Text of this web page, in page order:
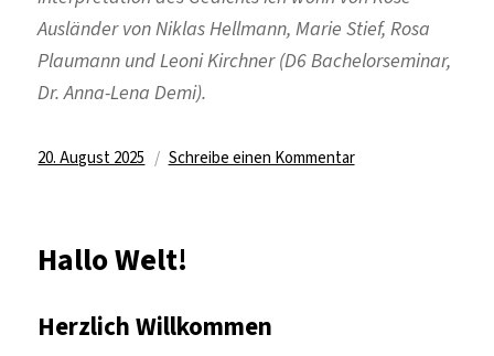
Ausländer von Niklas Hellmann, Marie Stief, Rosa
Plaumann und Leoni Kirchner (D6 Bachelorseminar,
Dr. Anna-Lena Demi).
Veröffentlicht
20. August 2025 Schreibe einen Kommentarzu
Hallo Welt!
Herzlich Willkommen